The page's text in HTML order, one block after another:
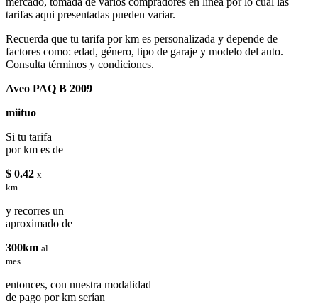
tarifas aqui presentadas pueden variar.
Recuerda que tu tarifa por km es personalizada y depende de
factores como: edad, género, tipo de garaje y modelo del auto.
Consulta términos y condiciones.
Aveo PAQ B 2009
miituo
Si tu tarifa
por km es de
$ 0.42 x
km
y recorres un
aproximado de
300km al
mes
entonces, con nuestra modalidad
de pago por km serían